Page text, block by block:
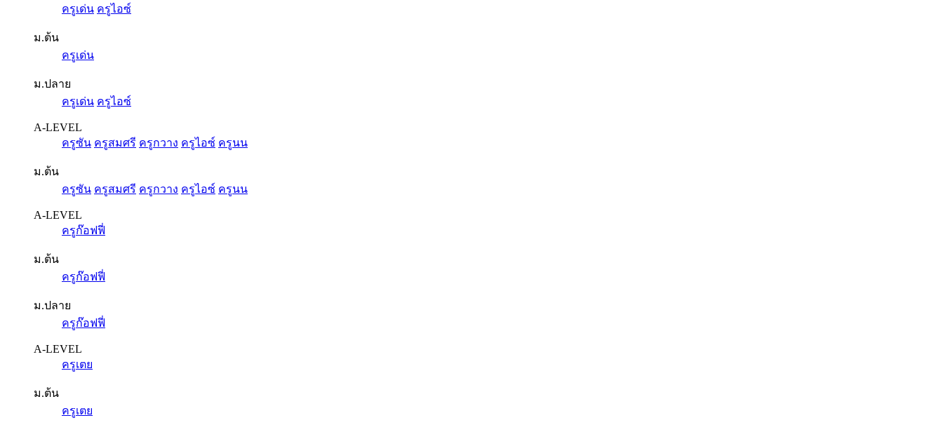
ครูเด่น ครูไอซ์
ม.ต้น
ครูเด่น
ม.ปลาย
ครูเด่น ครูไอซ์
A-LEVEL
ครูซัน ครูสมศรี ครูกวาง ครูไอซ์ ครูนน
ม.ต้น
ครูซัน ครูสมศรี ครูกวาง ครูไอซ์ ครูนน
A-LEVEL
ครูก๊อฟฟี่
ม.ต้น
ครูก๊อฟฟี่
ม.ปลาย
ครูก๊อฟฟี่
A-LEVEL
ครูเตย
ม.ต้น
ครูเตย